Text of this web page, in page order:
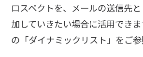
ロスペクトを、メールの送信先
加していきたい場合に活用でき
の「ダイナミックリスト」をご参